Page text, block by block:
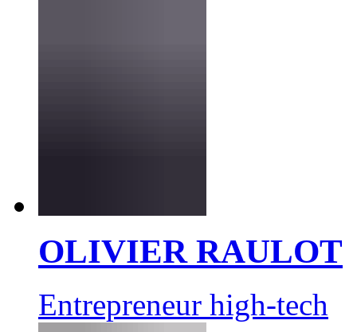
OLIVIER RAULOT
Entrepreneur high-tech